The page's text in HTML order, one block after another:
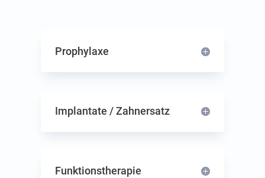
Pro­phy­la­xe
Implan­ta­te / Zahnersatz
Funktions­therapie